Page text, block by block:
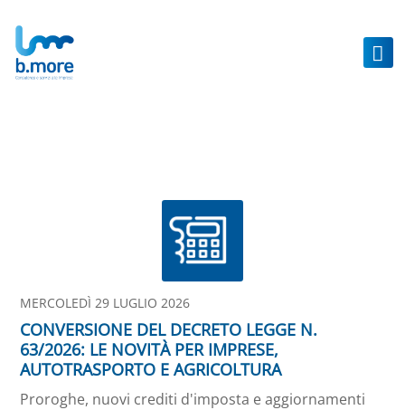
MERCOLEDÌ 29 LUGLIO 2026
CONVERSIONE DEL DECRETO LEGGE N.
63/2026: LE NOVITÀ PER IMPRESE,
AUTOTRASPORTO E AGRICOLTURA
Proroghe, nuovi crediti d'imposta e aggiornamenti